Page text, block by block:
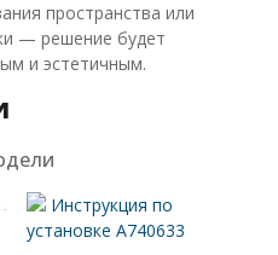
пространства или
— решение будет
и эстетичным.
Инструкция по
установке A740633